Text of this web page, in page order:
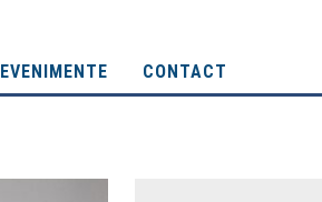
EVENIMENTE CONTACT